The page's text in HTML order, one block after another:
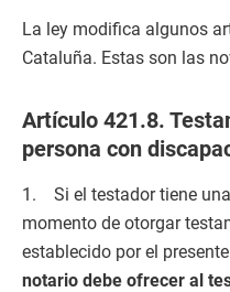
La ley modifica algunos
Cataluña. Estas son las
Artículo 421.8.
persona con
1. Si el testador tiene
momento de otorgar
establecido por el
notario debe ofrecer al